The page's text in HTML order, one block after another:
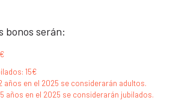
bonos serán:
15€
años en el 2025 se considerarán adultos.
años en el 2025 se considerarán jubilados.